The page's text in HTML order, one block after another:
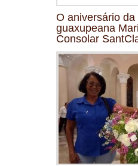
O aniversário
guaxupeana
Consolar